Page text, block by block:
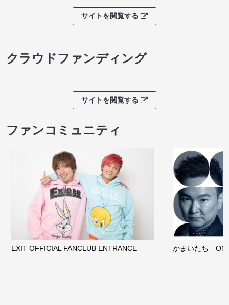
サイトを閲覧する
クラウドファンディング
サイトを閲覧する
ファンコミュニティ
EXIT OFFICIAL FANCLUB ENTRANCE かまいたち